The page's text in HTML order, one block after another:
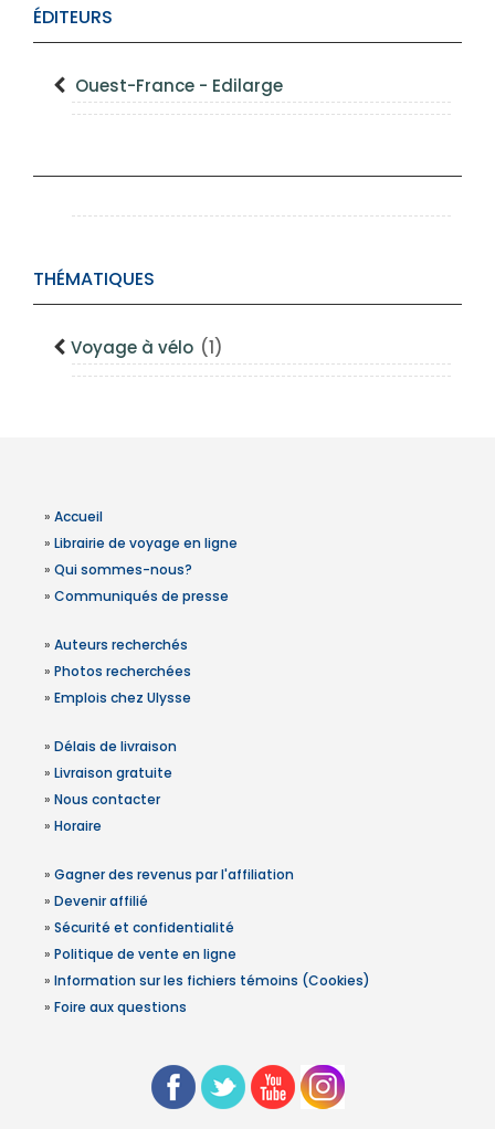
ÉDITEURS
Ouest-France - Edilarge
THÉMATIQUES
Voyage à vélo (1)
» Accueil
» Librairie de voyage en ligne
» Qui sommes-nous?
» Communiqués de presse
» Auteurs recherchés
» Photos recherchées
» Emplois chez Ulysse
» Délais de livraison
» Livraison gratuite
» Nous contacter
» Horaire
» Gagner des revenus par l'affiliation
» Devenir affilié
» Sécurité et confidentialité
» Politique de vente en ligne
» Information sur les fichiers témoins (Cookies)
» Foire aux questions